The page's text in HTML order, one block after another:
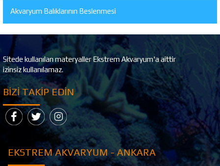
Akvaryum Balıklarının Beslenmesi
Sitede kullanılan materyaller Ekstrem Akvaryum'a aittir
izinsiz kullanılamaz.
BIZI TAKIP EDIN
- ANKARA EKSTREM